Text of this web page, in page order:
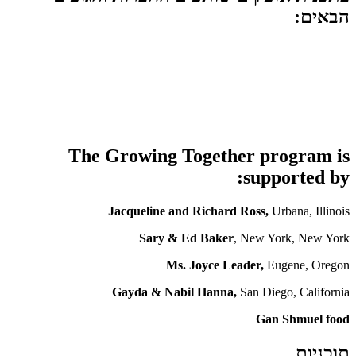
הבאים:
The Growing Together program is
supported by:
Jacqueline and Richard Ross, Urbana, Illinois
Sary & Ed Baker, New York, New York
Ms. Joyce Leader, Eugene, Oregon
Gayda & Nabil Hanna, San Diego, California
Gan Shmuel food